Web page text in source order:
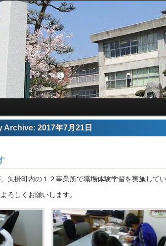
Archive: 2017年7月21日
矢掛町内の１２事業所で職場体験学習を実施してい
ろしくお願いします。